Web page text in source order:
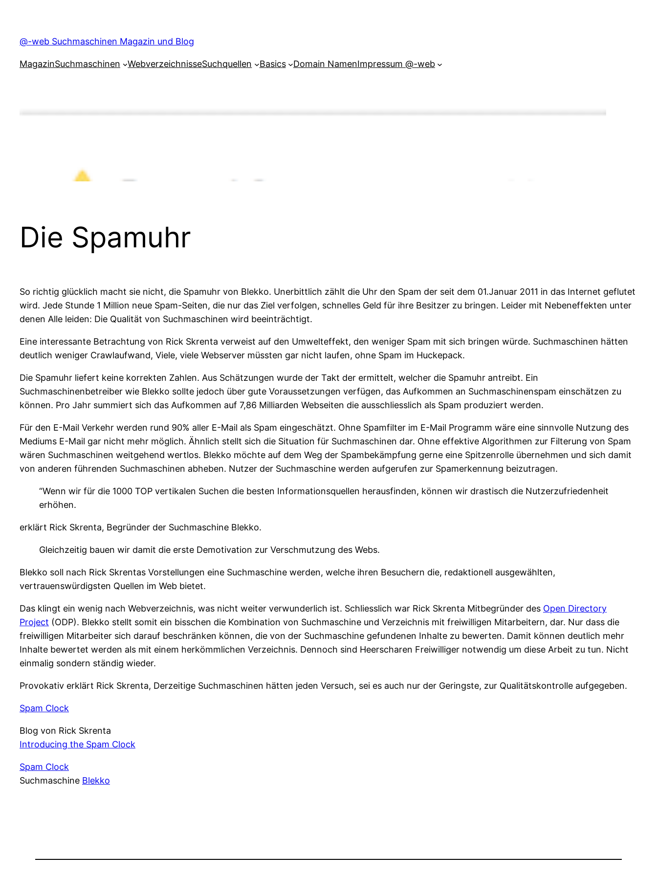
content
@-web Suchmaschinen Magazin und Blog
MagazinSuchmaschinen WebverzeichnisseSuchquellen Basics Domain NamenImpressum @-web
Die Spamuhr
So richtig glücklich macht sie nicht, die Spamuhr von Blekko. Unerbittlich zählt die Uhr den Spam der seit dem 01.Januar 2011 in das Internet geflutet
wird. Jede Stunde 1 Million neue Spam-Seiten, die nur das Ziel verfolgen, schnelles Geld für ihre Besitzer zu bringen. Leider mit Nebeneffekten unter
denen Alle leiden: Die Qualität von Suchmaschinen wird beeinträchtigt.
Eine interessante Betrachtung von Rick Skrenta verweist auf den Umwelteffekt, den weniger Spam mit sich bringen würde. Suchmaschinen hätten
deutlich weniger Crawlaufwand, Viele, viele Webserver müssten gar nicht laufen, ohne Spam im Huckepack.
Die Spamuhr liefert keine korrekten Zahlen. Aus Schätzungen wurde der Takt der ermittelt, welcher die Spamuhr antreibt. Ein
Suchmaschinenbetreiber wie Blekko sollte jedoch über gute Voraussetzungen verfügen, das Aufkommen an Suchmaschinenspam einschätzen zu
können. Pro Jahr summiert sich das Aufkommen auf 7,86 Milliarden Webseiten die ausschliesslich als Spam produziert werden.
Für den E-Mail Verkehr werden rund 90% aller E-Mail als Spam eingeschätzt. Ohne Spamfilter im E-Mail Programm wäre eine sinnvolle Nutzung des
Mediums E-Mail gar nicht mehr möglich. Ähnlich stellt sich die Situation für Suchmaschinen dar. Ohne effektive Algorithmen zur Filterung von Spam
wären Suchmaschinen weitgehend wertlos. Blekko möchte auf dem Weg der Spambekämpfung gerne eine Spitzenrolle übernehmen und sich damit
von anderen führenden Suchmaschinen abheben. Nutzer der Suchmaschine werden aufgerufen zur Spamerkennung beizutragen.
“Wenn wir für die 1000 TOP vertikalen Suchen die besten Informationsquellen herausfinden, können wir drastisch die Nutzerzufriedenheit
erhöhen.
erklärt Rick Skrenta, Begründer der Suchmaschine Blekko.
Gleichzeitig bauen wir damit die erste Demotivation zur Verschmutzung des Webs.
Blekko soll nach Rick Skrentas Vorstellungen eine Suchmaschine werden, welche ihren Besuchern die, redaktionell ausgewählten,
vertrauenswürdigsten Quellen im Web bietet.
Das klingt ein wenig nach Webverzeichnis, was nicht weiter verwunderlich ist. Schliesslich war Rick Skrenta Mitbegründer des Open Directory
Project (ODP). Blekko stellt somit ein bisschen die Kombination von Suchmaschine und Verzeichnis mit freiwilligen Mitarbeitern, dar. Nur dass die
freiwilligen Mitarbeiter sich darauf beschränken können, die von der Suchmaschine gefundenen Inhalte zu bewerten. Damit können deutlich mehr
Inhalte bewertet werden als mit einem herkömmlichen Verzeichnis. Dennoch sind Heerscharen Freiwilliger notwendig um diese Arbeit zu tun. Nicht
einmalig sondern ständig wieder.
Provokativ erklärt Rick Skrenta, Derzeitige Suchmaschinen hätten jeden Versuch, sei es auch nur der Geringste, zur Qualitätskontrolle aufgegeben.
Spam Clock
Blog von Rick Skrenta
Introducing the Spam Clock
Spam Clock
Suchmaschine Blekko